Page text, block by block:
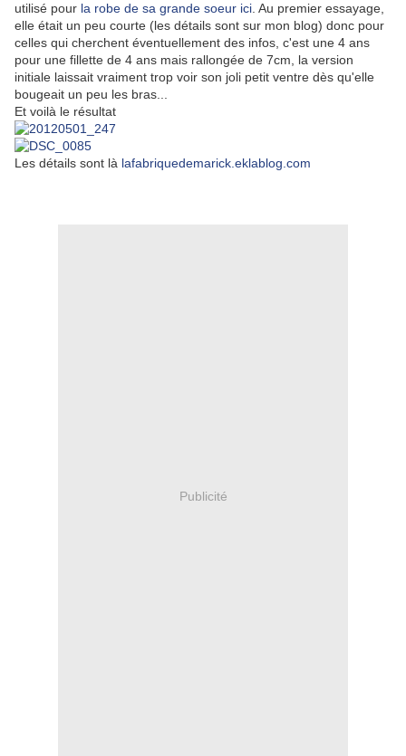
utilisé pour la robe de sa grande soeur ici . Au premier essayage,
elle était un peu courte (les détails sont sur mon blog) donc pour
celles qui cherchent éventuellement des infos, c'est une 4 ans
pour une fillette de 4 ans mais rallongée de 7cm, la version
initiale laissait vraiment trop voir son joli petit ventre dès qu'elle
bougeait un peu les bras...
Et voilà le résultat
Les détails sont là lafabriquedemarick.eklablog.com
Publicité